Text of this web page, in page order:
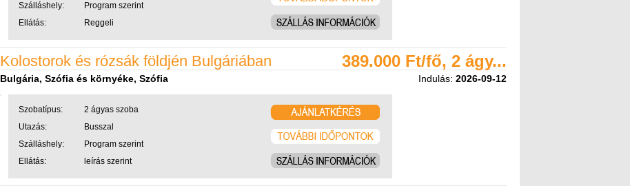
Szálláshely:
Program szerint
Ellátás:
Reggeli
Kolostorok és rózsák földjén Bulgáriában 389.000 Ft/fő, 2 ágy...
Bulgária, Szófia és környéke, Szófia Indulás: 2026-09-12
Szobatípus:
2 ágyas szoba
Utazás:
Busszal
Szálláshely:
Program szerint
Ellátás:
leírás szerint